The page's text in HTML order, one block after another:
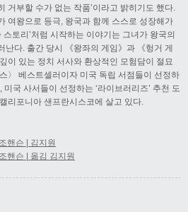
거부할 수가 없는 작품’이라고 밝히기도 했다.
여왕으로 등극, 왕국과 함께 스스로 성장해가
토리’처럼 시작하는 이야기는 그녀가 왕국의
난다. 출간 당시 《왕좌의 게임》과 《헝거 게
이 있는 정치 서사와 환상적인 모험담이 절묘
〉 베스트셀러이자 미국 독립 서점들이 선정하
국 사서들이 선정하는 ‘라이브러리즈’ 추천 도
리포니아 샌프란시스코에 살고 있다.
핸슨 | 김지원
핸슨 | 옮김 김지원